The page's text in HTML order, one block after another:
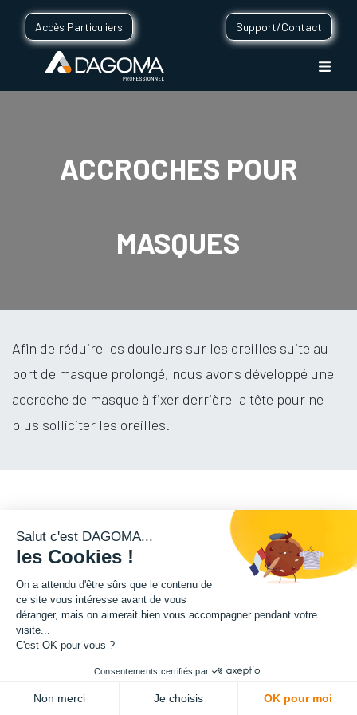
Accès Particuliers Support/Contact
ACCROCHES POUR
MASQUES
Afin de réduire les douleurs sur les oreilles suite au
port de masque prolongé, nous avons développé une
accroche de masque à fixer derrière la tête pour ne
plus solliciter les oreilles.
ACCROCHE POUR MASQUES
Ce dispositif est uninstrument de protection
individuel à utiliser en plus des protections
habituelles. Il ne s'agit pas d'un produit de santé
réglementé et il ne porte donc pas au titre de la
Ce produit a été conçu en période d'urgence afin de
Salut c'est DAGOMA...
les Cookies !
On a attendu d'être sûrs que le contenu de
ce site vous intéresse avant de vous
déranger, mais on aimerait bien vous accompagner pendant votre
visite...
C'est OK pour vous ?
Consentements certifiés par
Non merci Je choisis OK pour moi